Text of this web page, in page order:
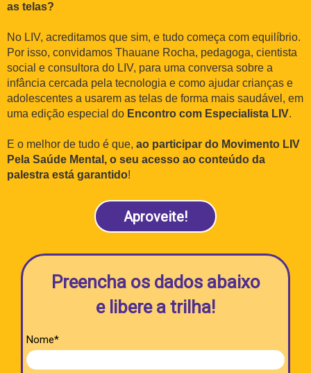
as telas?
No LIV, acreditamos que sim, e tudo começa com equilíbrio.
Por isso, convidamos Thauane Rocha, pedagoga, cientista
social e consultora do LIV, para uma conversa sobre a
infância cercada pela tecnologia e como ajudar crianças e
adolescentes a usarem as telas de forma mais saudável, em
uma edição especial do Encontro com Especialista LIV.
E o melhor de tudo é que, ao participar do Movimento LIV
Pela Saúde Mental, o seu acesso ao conteúdo da
palestra está garantido!
Aproveite!
Preencha os dados abaixo
e libere a trilha!
Nome*